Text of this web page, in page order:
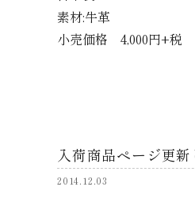
素材:牛革
小売価格 4,000円+税
入荷商品ページ更
2014.12.03